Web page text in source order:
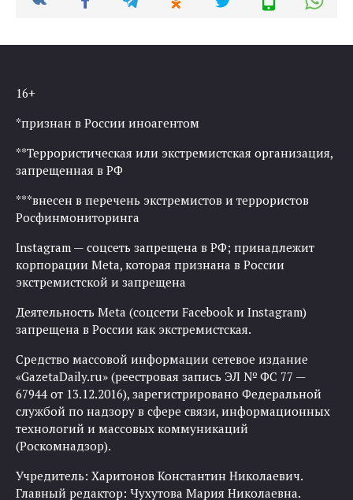
16+
*признан в России иноагентом
**Террористическая или экстремистская организация,
запрещенная в РФ
***внесен в перечень экстремистов и террористов
Росфинмониторинга
Instagram — соцсеть запрещена в РФ; принадлежит
корпорации Meta, которая признана в России
экстремистской и запрещена
Деятельность Meta (соцсети Facebook и Instagram)
запрещена в России как экстремистская.
Средство массовой информации сетевое издание
«GazetaDaily.ru» (реестровая запись ЭЛ № ФС 77 —
67944 от 13.12.2016), зарегистрировано Федеральной
службой по надзору в сфере связи, информационных
технологий и массовых коммуникаций
(Роскомнадзор).
Учредитель: Харитонов Константин Николаевич.
Главный редактор: Чухутова Мария Николаевна.